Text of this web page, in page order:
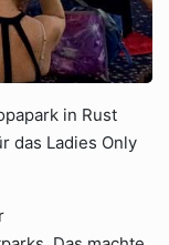
in Rust
das Ladies Only